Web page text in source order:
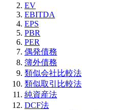
EV
EBITDA
EPS
PBR
PER
偶発債務
簿外債務
類似会社比較法
類似取引比較法
純資産法
DCF法